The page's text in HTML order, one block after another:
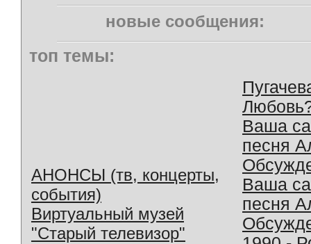
новые сообщения:
топ темы:
АНОНСЫ (тв, концерты,
события)
Виртуальный музей
"Старый телевизор"
Ваша
песня
Ваша
песня